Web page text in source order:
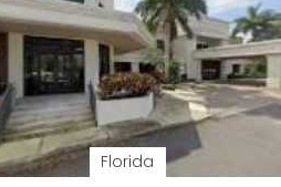
Florida